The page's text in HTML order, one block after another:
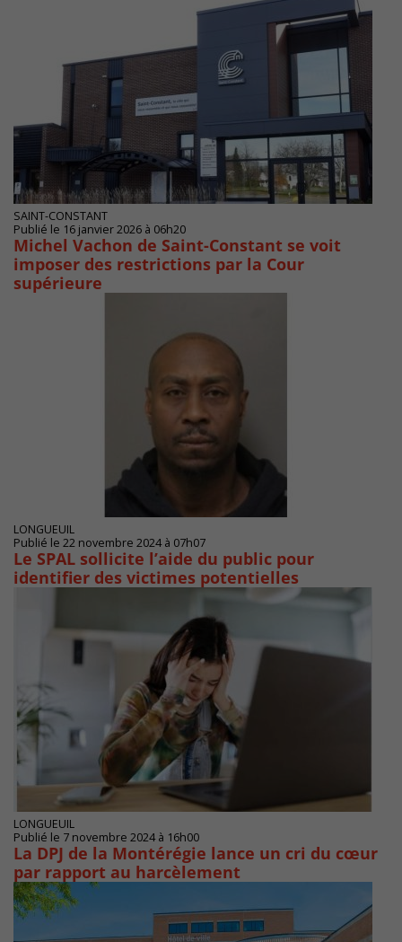
SAINT-CONSTANT
Publié le 16 janvier 2026 à 06h20
Michel Vachon de Saint-Constant se voit
imposer des restrictions par la Cour
supérieure
LONGUEUIL
Publié le 22 novembre 2024 à 07h07
Le SPAL sollicite l’aide du public pour
identifier des victimes potentielles
LONGUEUIL
Publié le 7 novembre 2024 à 16h00
La DPJ de la Montérégie lance un cri du cœur
par rapport au harcèlement